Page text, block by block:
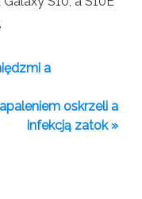
a
oskrzeli a
infekcją zatok »